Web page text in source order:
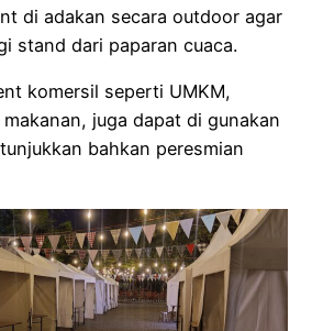
di adakan secara outdoor agar
stand dari paparan cuaca.
komersil seperti UMKM,
juga dapat di gunakan
bahkan peresmian